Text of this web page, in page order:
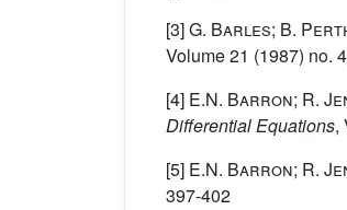
[3]G. Barles; B.
Volume 21 (1987) no.
[4] E.N. Barron; R.
Differential Equations,
[5] E.N. Barron; R.
397-402